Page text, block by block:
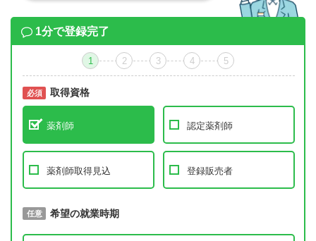
1分で登録完了
1 2 3 4 5
必須 取得資格
薬剤師 認定薬剤師
薬剤師取得見込 登録販売者
必須 取得予定年
任意 希望の就業時期